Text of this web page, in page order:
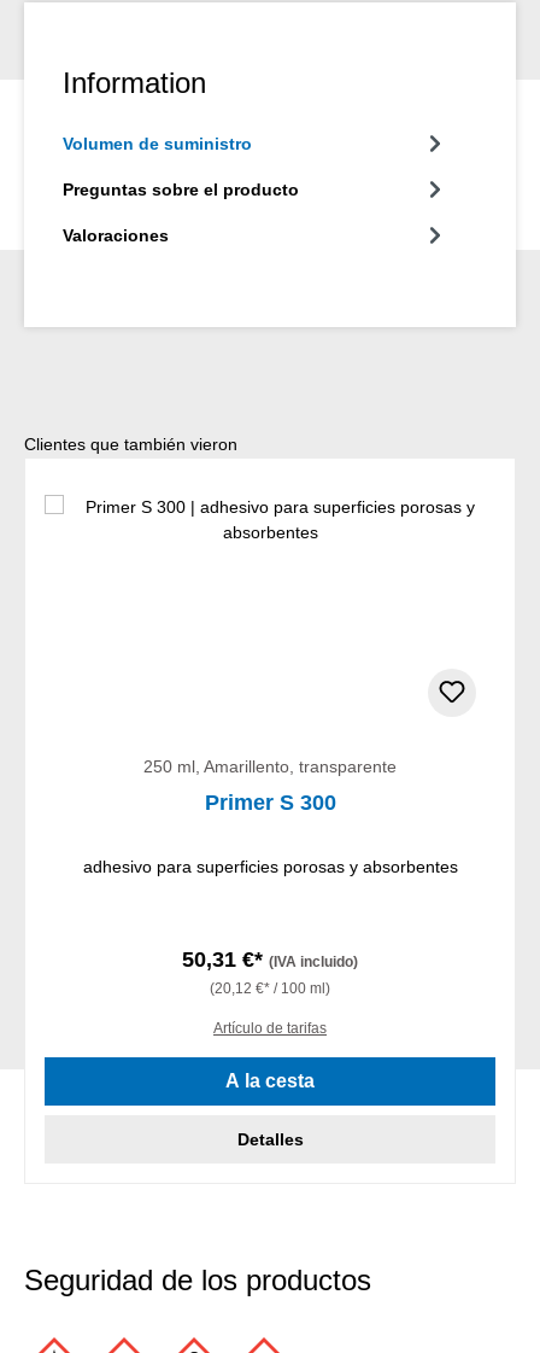
Information
Volumen de suministro
Preguntas sobre el producto
Valoraciones
Omitir la galería de productos
Clientes que también vieron
250 ml, Amarillento, transparente
Primer S 300
adhesivo para superficies porosas y absorbentes
50,31 €* (IVA incluido)
(20,12 €* / 100 ml)
Artículo de tarifas
A la cesta
Detalles
Seguridad de los productos